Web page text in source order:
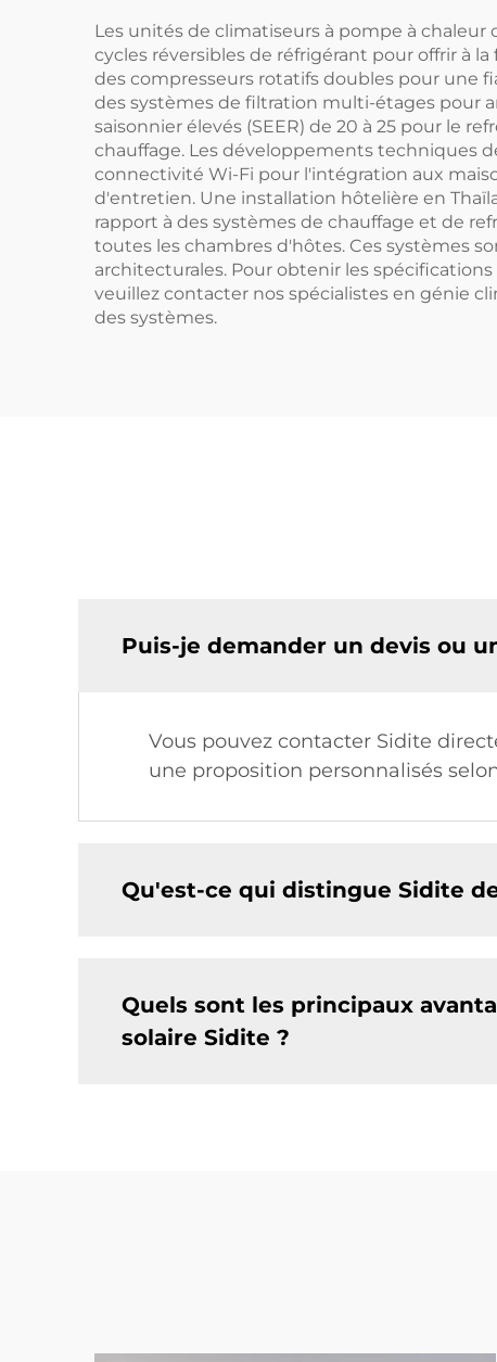
Les unités de climatiseurs à pompe à
cycles réversibles de réfrigérant pour offrir à
des compresseurs rotatifs doubles pour une
des systèmes de filtration multi-étages pour
saisonnier élevés (SEER) de 20 à 25 pour le
chauffage. Les développements techniques
connectivité Wi-Fi pour l'intégration aux
d'entretien. Une installation hôtelière en
rapport à des systèmes de chauffage et de
toutes les chambres d'hôtes. Ces systèmes
architecturales. Pour obtenir les
veuillez contacter nos spécialistes en génie
des systèmes.
Puis-je demander un devis ou
Vous pouvez contacter Sidite
une proposition personnalisés
Qu'est-ce qui distingue Sidite
Quels sont les principaux
solaire Sidite ?